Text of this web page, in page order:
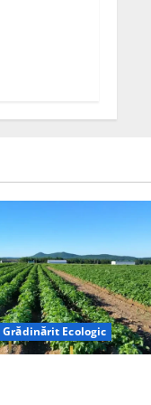
Grădinărit Ecologic